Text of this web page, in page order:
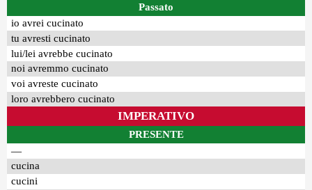
Passato
io avrei cucinato
tu avresti cucinato
lui/lei avrebbe cucinato
noi avremmo cucinato
voi avreste cucinato
loro avrebbero cucinato
IMPERATIVO
PRESENTE
—
cucina
cucini